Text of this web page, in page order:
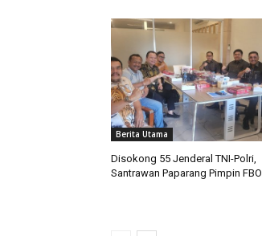
Berita Utama
Disokong 55 Jenderal TNI-Polri,
Santrawan Paparang Pimpin FBO